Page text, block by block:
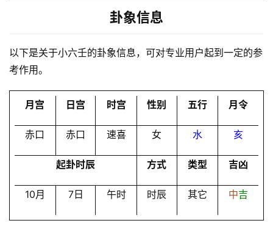
I
服
会
卦象信息
以下是关于小六壬的卦象信息，可对专业用户起到一定的参
考作用。
月宫 日宫 时宫 性别 五行 月令
赤口 赤口 速喜 女 水 亥
起卦时辰 方式 类型 吉凶
10月 7日 午时 时辰 其它 中吉